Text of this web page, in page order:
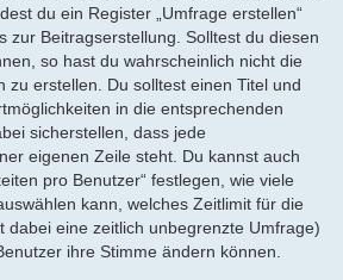
du ein Register „Umfrage erstellen“
zur Beitragserstellung. Solltest du diesen
so hast du wahrscheinlich nicht die
zu erstellen. Du solltest einen Titel und
in die entsprechenden
sicherstellen, dass jede
eigenen Zeile steht. Du kannst auch
pro Benutzer“ festlegen, wie viele
kann, welches Zeitlimit für die
dabei eine zeitlich unbegrenzte Umfrage)
ihre Stimme ändern können.